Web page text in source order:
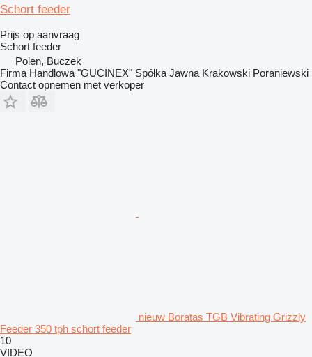
Schort feeder
Prijs op aanvraag
Schort feeder
Polen, Buczek
Firma Handlowa "GUCINEX" Spółka Jawna Krakowski Poraniewski
Contact opnemen met verkoper
nieuw Boratas TGB Vibrating Grizzly
Feeder 350 tph schort feeder
10
VIDEO